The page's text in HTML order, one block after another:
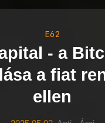
E62
- a
a fiat
ellen